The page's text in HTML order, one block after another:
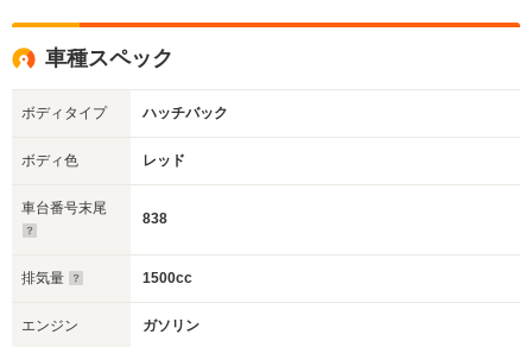
車種スペック
ボディタイプ ハッチバック
ボディ色 レッド
車台番号末尾
838
排気量 1500cc
エンジン ガソリン